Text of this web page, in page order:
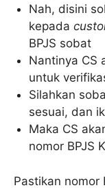
Nah, disini
kepada
BPJS sobat
Nantinya CS
untuk
Silahkan
sesuai, dan
Maka CS
nomor BPJS
Pastikan nomor